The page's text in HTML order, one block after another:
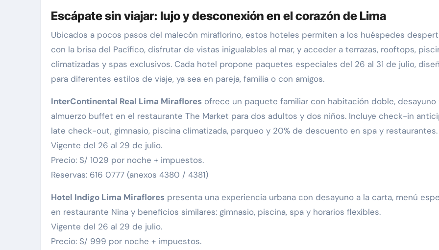
Escápate sin viajar: lujo y desconexión en el corazón de Lima
Ubicados a pocos pasos del malecón miraflorino, estos hoteles permiten a los huéspedes
con la brisa del Pacífico, disfrutar de vistas inigualables al mar, y acceder a terrazas, rooftops,
climatizadas y spas exclusivos. Cada hotel propone paquetes especiales del 26 al 31 de julio,
para diferentes estilos de viaje, ya sea en pareja, familia o con amigos.
InterContinental Real Lima Miraflores ofrece un paquete familiar con habitación doble, desayuno
almuerzo buffet en el restaurante The Market para dos adultos y dos niños. Incluye check-in
late check-out, gimnasio, piscina climatizada, parqueo y 20% de descuento en spa y restaurantes.
Vigente del 26 al 29 de julio.
Precio: S/ 1029 por noche + impuestos.
Reservas: 616 0777 (anexos 4380 / 4381)
Hotel Indigo Lima Miraflores presenta una experiencia urbana con desayuno a la carta, menú
en restaurante Nina y beneficios similares: gimnasio, piscina, spa y horarios flexibles.
Vigente del 26 al 29 de julio.
Precio: S/ 999 por noche + impuestos.